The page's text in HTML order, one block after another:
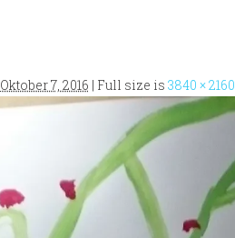
Oktober 7, 2016 | Full size is 3840 × 2160